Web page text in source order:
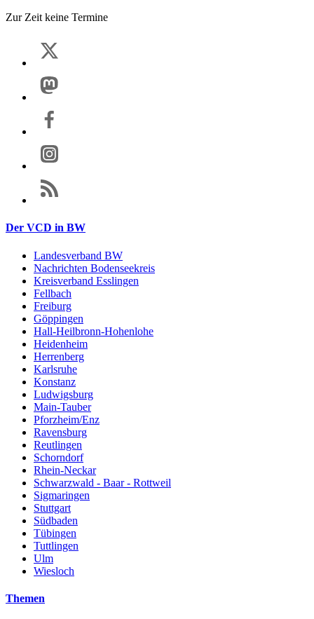
Zur Zeit keine Termine
Der VCD in BW
Landesverband BW
Nachrichten Bodenseekreis
Kreisverband Esslingen
Fellbach
Freiburg
Göppingen
Hall-Heilbronn-Hohenlohe
Heidenheim
Herrenberg
Karlsruhe
Konstanz
Ludwigsburg
Main-Tauber
Pforzheim/Enz
Ravensburg
Reutlingen
Schorndorf
Rhein-Neckar
Schwarzwald - Baar - Rottweil
Sigmaringen
Stuttgart
Südbaden
Tübingen
Tuttlingen
Ulm
Wiesloch
Themen